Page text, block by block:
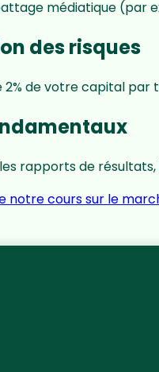
médiatique (par
des risques
2% de votre capital
rapports de
notre cours sur le